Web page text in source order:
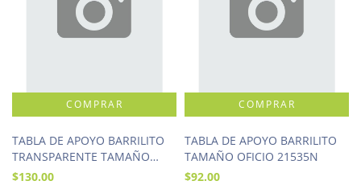
TABLA DE APOYO BARRILITO
TRANSPARENTE TAMAÑO
CARTA 8193TCT
$130.00
TABLA DE APOYO BARRILITO
TAMAÑO OFICIO 21535N
$92.00